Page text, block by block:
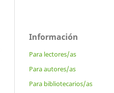
Información
Para lectores/as
Para autores/as
Para bibliotecarios/as